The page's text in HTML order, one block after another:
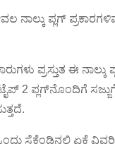
ನಾಲ್ಕು ಪ್ಲಗ್
ಪ್ರಸ್ತುತ ಈ
2 ಪ್ಲಗ್‌ನೊಂದಿಗೆ
ಸೆಕೆಂಡಿನಲ್ಲಿ ಏಕೆ